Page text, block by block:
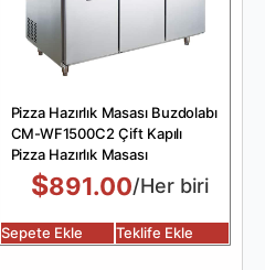
Pizza Hazırlık Masası Buzdolabı
CM-WF1500C2 Çift Kapılı
Pizza Hazırlık Masası
$891.00/Her biri
Sepete Ekle Teklife Ekle